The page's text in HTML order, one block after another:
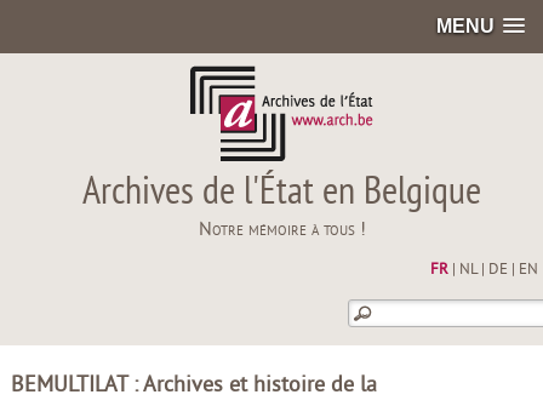
MENU
Archives de l'État en Belgique
Notre mémoire à tous !
FR| NL| DE EN
BEMULTILAT : Archives et histoire de la